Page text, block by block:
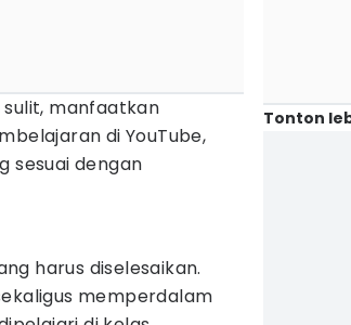
manfaatkan
di YouTube,
sesuai dengan
harus diselesaikan.
memperdalam
Tonton